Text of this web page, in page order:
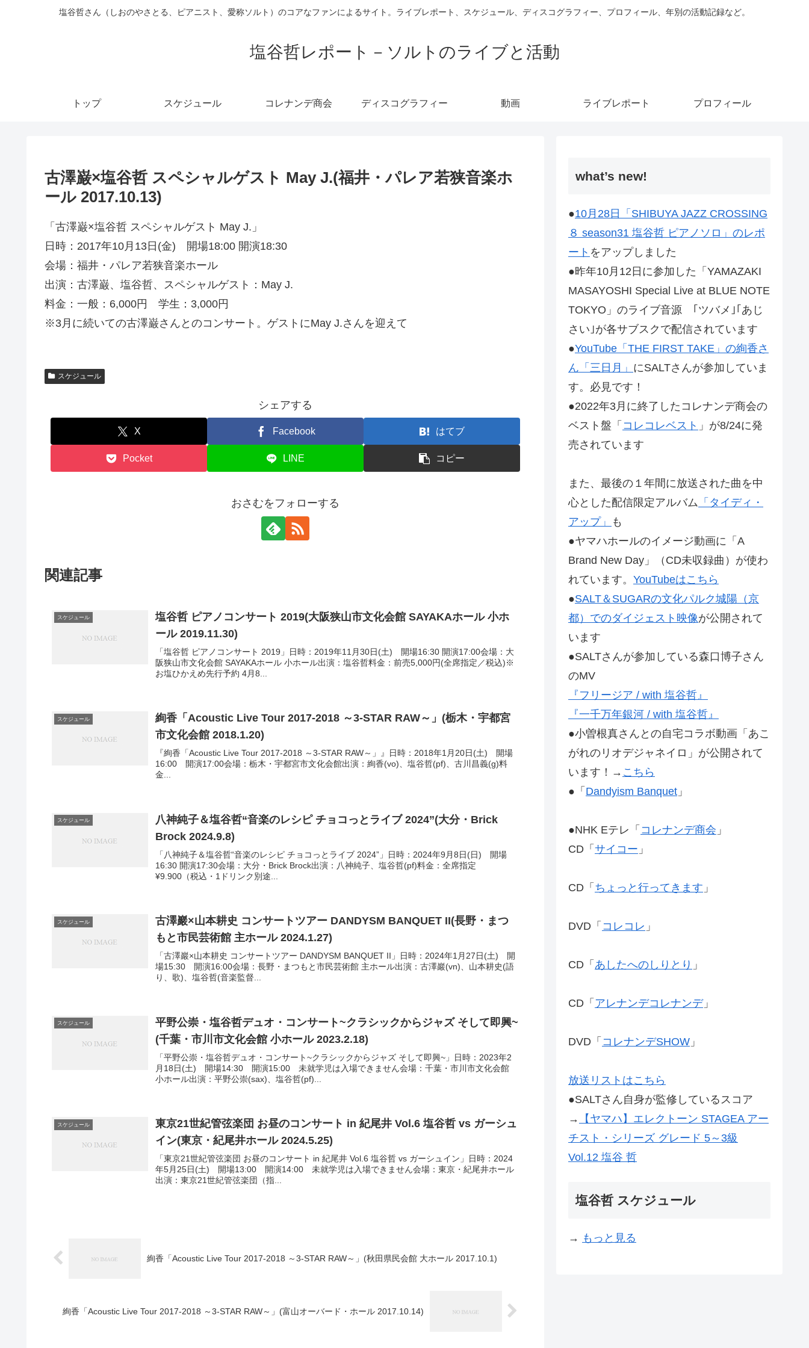
塩谷哲さん（しおのやさとる、ピアニスト、愛称ソルト）のコアなファンによるサイト。ライブレポート、スケジュール、ディスコグラフィー、プロフィール、年別の活動記録など。
塩谷哲レポート－ソルトのライブと活動
トップ スケジュール コレナンデ商会 ディスコグラフィー 動画 ライブレポート プロフィール
古澤巌×塩谷哲 スペシャルゲスト May J.(福井・パレア若狭音楽ホ
ール 2017.10.13)
「古澤巌×塩谷哲 スペシャルゲスト May J.」
日時：2017年10月13日(金) 開場18:00 開演18:30
会場：福井・パレア若狭音楽ホール
出演：古澤巌、塩谷哲、スペシャルゲスト：May J.
料金：一般：6,000円 学生：3,000円
※3月に続いての古澤巌さんとのコンサート。ゲストにMay J.さんを迎えて
スケジュール
シェアする
X Facebook はてブ
Pocket LINE コピー
おさむをフォローする
関連記事
スケジュール
塩谷哲 ピアノコンサート 2019(大阪狭山市文化会館 SAYAKAホール 小ホ
ール 2019.11.30)
「塩谷哲 ピアノコンサート 2019」日時：2019年11月30日(土) 開場16:30 開演17:00会場：大
阪狭山市文化会館 SAYAKAホール 小ホール出演：塩谷哲料金：前売5,000円(全席指定／税込)※
お塩ひかえめ先行予約 4月8...
スケジュール
絢香「Acoustic Live Tour 2017-2018 ～3-STAR RAW～」(栃木・宇都宮
市文化会館 2018.1.20)
『絢香「Acoustic Live Tour 2017-2018 ～3-STAR RAW～」』日時：2018年1月20日(土) 開場
16:00 開演17:00会場：栃木・宇都宮市文化会館出演：絢香(vo)、塩谷哲(pf)、古川昌義(g)料
金...
スケジュール
八神純子＆塩谷哲“音楽のレシピ チョコっとライブ 2024”(大分・Brick
Brock 2024.9.8)
「八神純子＆塩谷哲“音楽のレシピ チョコっとライブ 2024”」日時：2024年9月8日(日) 開場
16:30 開演17:30会場：大分・Brick Brock出演：八神純子、塩谷哲(pf)料金：全席指定
¥9.900（税込・1ドリンク別途...
スケジュール
古澤巖×山本耕史 コンサートツアー DANDYSM BANQUET II(長野・まつ
もと市⺠芸術館 主ホール 2024.1.27)
「古澤巖×山本耕史 コンサートツアー DANDYSM BANQUET II」日時：2024年1月27日(土) 開
場15:30 開演16:00会場：長野・まつもと市⺠芸術館 主ホール出演：古澤巖(vn)、山本耕史(語
り、歌)、塩谷哲(音楽監督...
スケジュール
平野公崇・塩谷哲デュオ・コンサート~クラシックからジャズ そして即興~
(千葉・市川市文化会館 小ホール 2023.2.18)
「平野公崇・塩谷哲デュオ・コンサート~クラシックからジャズ そして即興~」日時：2023年2
月18日(土) 開場14:30 開演15:00 未就学児は入場できません会場：千葉・市川市文化会館
小ホール出演：平野公崇(sax)、塩谷哲(pf)...
スケジュール
東京21世紀管弦楽団 お昼のコンサート in 紀尾井 Vol.6 塩谷哲 vs ガーシュ
イン(東京・紀尾井ホール 2024.5.25)
「東京21世紀管弦楽団 お昼のコンサート in 紀尾井 Vol.6 塩谷哲 vs ガーシュイン」日時：2024
年5月25日(土) 開場13:00 開演14:00 未就学児は入場できません会場：東京・紀尾井ホール
出演：東京21世紀管弦楽団（指...
絢香「Acoustic Live Tour 2017-2018 ～3-STAR RAW～」(秋田県民会館 大ホール 2017.10.1)
絢香「Acoustic Live Tour 2017-2018 ～3-STAR RAW～」(富山オーバード・ホール 2017.10.14)
what’s new!
●10月28日「SHIBUYA JAZZ CROSSING
８ season31 塩谷哲 ピアノソロ」のレポ
ート をアップしました
●昨年10月12日に参加した「YAMAZAKI
MASAYOSHI Special Live at BLUE NOTE
TOKYO」のライブ音源 ｢ツバメ｣｢あじ
さい｣が各サブスクで配信されています
●YouTube「THE FIRST TAKE」の絢香さ
ん「三日月」 にSALTさんが参加していま
す。必見です！
●2022年3月に終了したコレナンデ商会の
ベスト盤「 コレコレベスト 」が8/24に発
売されています
また、最後の１年間に放送された曲を中
心とした配信限定アルバム 「タイディ・
アップ」
も
●ヤマハホールのイメージ動画に「A
Brand New Day」（CD未収録曲）が使わ
れています。 YouTubeはこちら
●SALT＆SUGARの文化パルク城陽（京
都）でのダイジェスト映像が公開されて
います
●SALTさんが参加している森口博子さん
のMV
『フリージア / with 塩谷哲』
『一千万年銀河 / with 塩谷哲』
●小曽根真さんとの自宅コラボ動画「あこ
がれのリオデジャネイロ」が公開されて
います！→ こちら
●「 Dandyism Banquet 」
●NHK Eテレ「 コレナンデ商会 」
CD「 サイコー 」
CD「 ちょっと行ってきます 」
DVD「 コレコレ 」
CD「 あしたへのしりとり 」
CD「 アレナンデコレナンデ」
DVD「 コレナンデSHOW 」
放送リストはこちら
●SALTさん自身が監修しているスコア
→
【ヤマハ】エレクトーン STAGEA アー
チスト・シリーズ グレード 5～3級
Vol.12 塩谷 哲
塩谷哲 スケジュール
→ もっと見る